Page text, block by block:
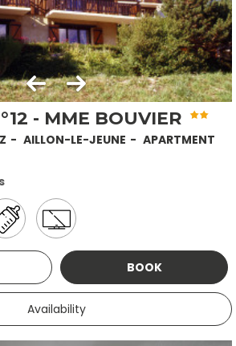
- MME BOUVIER
AILLON-LE-JEUNE
APARTMENT
BOOK
Availability